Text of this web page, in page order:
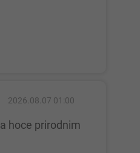
2026.08.07 01:00